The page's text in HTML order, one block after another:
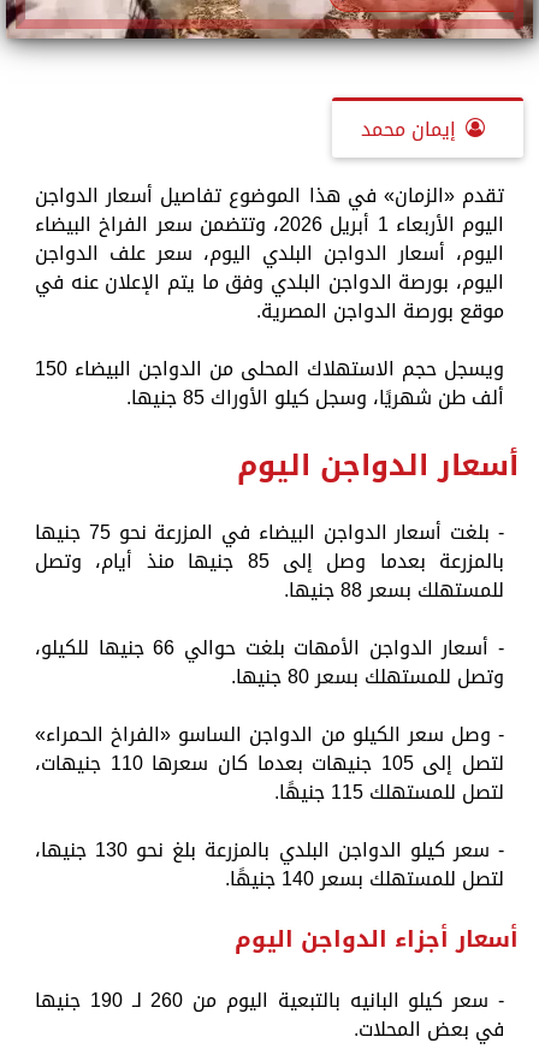
إيمان محمد
تقدم «الزمان» في هذا الموضوع تفاصيل أسعار الدواجن
اليوم الأربعاء 1 أبريل 2026، وتتضمن سعر الفراخ البيضاء
اليوم، أسعار الدواجن البلدي اليوم، سعر علف الدواجن
اليوم، بورصة الدواجن البلدي وفق ما يتم الإعلان عنه في
موقع بورصة الدواجن المصرية.
ويسجل حجم الاستهلاك المحلى من الدواجن البيضاء 150
ألف طن شهريًا، وسجل كيلو الأوراك 85 جنيها.
أسعار الدواجن اليوم
- بلغت أسعار الدواجن البيضاء في المزرعة نحو 75 جنيها
بالمزرعة بعدما وصل إلى 85 جنيها منذ أيام، وتصل
للمستهلك بسعر 88 جنيها.
- أسعار الدواجن الأمهات بلغت حوالي 66 جنيها للكيلو،
وتصل للمستهلك بسعر 80 جنيها.
- وصل سعر الكيلو من الدواجن الساسو «الفراخ الحمراء»
لتصل إلى 105 جنيهات بعدما كان سعرها 110 جنيهات،
لتصل للمستهلك 115 جنيهًا.
- سعر كيلو الدواجن البلدي بالمزرعة بلغ نحو 130 جنيها،
لتصل للمستهلك بسعر 140 جنيهًا.
أسعار أجزاء الدواجن اليوم
- سعر كيلو البانيه بالتبعية اليوم من 260 لـ 190 جنيها
في بعض المحلات.